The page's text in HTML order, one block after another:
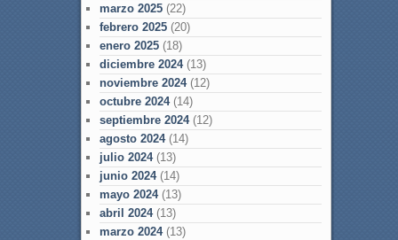
marzo 2025(22)
febrero 2025(20)
enero 2025(18)
diciembre 2024(13)
noviembre 2024(12)
octubre 2024(14)
septiembre 2024(12)
agosto 2024(14)
julio 2024(13)
junio 2024(14)
mayo 2024(13)
abril 2024(13)
marzo 2024(13)